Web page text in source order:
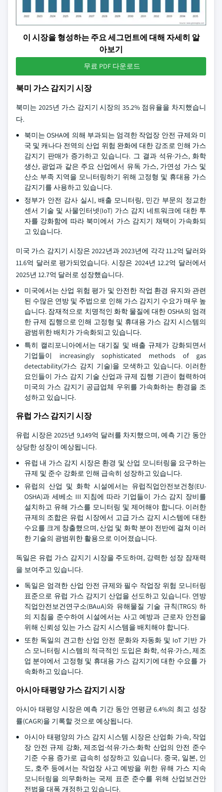
이 시장을 형성하는 주요 세그먼트에 대해 자세히 알
아보기
무료 PDF 다운로드
북미 가스 감지기 시장
북미는 2025년 가스 감지기 시장의 35.2% 점유율을 차지했습니
다.
북미는 OSHA에 의해 부과되는 엄격한 작업장 안전 규제와 미
국 및 캐나다 전역의 산업 위험 완화에 대한 강조로 인해 가스
감지기 판매가 증가하고 있습니다. 그 결과 석유·가스, 화학
생산, 광업과 같은 주요 산업에서 유독 가스, 가연성 가스 및
산소 부족 지역을 모니터링하기 위해 고정형 및 휴대용 가스
감지기를 사용하고 있습니다.
정부가 안전 감사 실시, 배출 모니터링, 민간 부문의 정교한
센서 기술 및 사물인터넷(IoT) 가스 감지 네트워크에 대한 투
자를 강화함에 따라 북미에서 가스 감지기 채택이 가속화되
고 있습니다.
미국 가스 감지기 시장은 2022년과 2023년에 각각 11.2억 달러와
11.6억 달러로 평가되었습니다. 시장은 2024년 12.2억 달러에서
2025년 12.7억 달러로 성장했습니다.
미국에서는 산업 위험 평가 및 안전한 작업 환경 유지와 관련
된 수많은 연방 및 주법으로 인해 가스 감지기 수요가 매우 높
습니다. 잠재적으로 치명적인 화학 물질에 대한 OSHA의 엄격
한 규제 집행으로 인해 고정형 및 휴대용 가스 감지 시스템의
광범위한 배치가 가속화되고 있습니다.
특히 캘리포니아에서는 대기질 및 배출 규제가 강화되면서
기업들이 increasingly sophisticated methods of gas
detectability(가스 감지 기술)을 모색하고 있습니다. 이러한
요인들이 가스 감지 기술 산업과 규제 집행 기관이 협력하여
미국의 가스 감지기 공급업체 우위를 가속화하는 환경을 조
성하고 있습니다.
유럽 가스 감지기 시장
유럽 시장은 2025년 9,149억 달러를 차지했으며, 예측 기간 동안
상당한 성장이 예상됩니다.
유럽 내 가스 감지 시장은 환경 및 산업 모니터링을 요구하는
규제 및 준수 강화로 인해 급속히 성장하고 있습니다.
유럽의 산업 및 화학 시설에서는 유럽직업안전보건청(EU-
OSHA)과 세베소 III 지침에 따라 기업들이 가스 감지 장비를
설치하고 유해 가스를 모니터링 및 제어해야 합니다. 이러한
규제의 조합은 유럽 시장에서 고급 가스 감지 시스템에 대한
수요를 크게 창출했으며, 산업 및 화학 분야 전반에 걸쳐 이러
한 기술의 광범위한 활용으로 이어졌습니다.
독일은 유럽 가스 감지기 시장을 주도하며, 강력한 성장 잠재력
을 보여주고 있습니다.
독일은 엄격한 산업 안전 규제와 필수 작업장 위험 모니터링
표준으로 유럽 가스 감지기 산업을 선도하고 있습니다. 연방
직업안전보건연구소(BAuA)와 유해물질 기술 규칙(TRGS) 하
의 지침을 준수하여 시설에서는 사고 예방과 근로자 안전을
위해 신뢰성 있는 가스 감지 시스템을 배치해야 합니다.
또한 독일의 견고한 산업 안전 문화와 자동화 및 IoT 기반 가
스 모니터링 시스템의 적극적인 도입은 화학, 석유·가스, 제조
업 분야에서 고정형 및 휴대용 가스 감지기에 대한 수요를 가
속화하고 있습니다.
아시아 태평양 가스 감지기 시장
아시아 태평양 시장은 예측 기간 동안 연평균 6.4%의 최고 성장
률(CAGR)을 기록할 것으로 예상됩니다.
아시아 태평양의 가스 감지 시스템 시장은 산업화 가속, 작업
장 안전 규제 강화, 제조업·석유·가스·화학 산업의 안전 준수
기준 수용 증가로 급속히 성장하고 있습니다. 중국, 일본, 인
도, 호주 등에서는 작업장 사고 예방을 위한 유해 가스 지속
모니터링을 의무화하는 국제 표준 준수를 위해 산업보건안
전법을 대폭 개정하고 있습니다.